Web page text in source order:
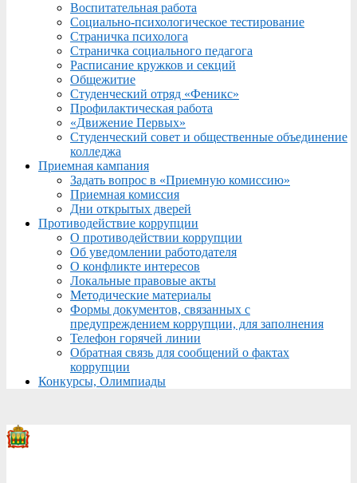
Воспитательная работа
Социально-психологическое тестирование
Страничка психолога
Страничка социального педагога
Расписание кружков и секций
Общежитие
Студенческий отряд «Феникс»
Профилактическая работа
«Движение Первых»
Студенческий совет и общественные объединение
колледжа
Приемная кампания
Задать вопрос в «Приемную комиссию»
Приемная комиссия
Дни открытых дверей
Противодействие коррупции
О противодействии коррупции
Об уведомлении работодателя
О конфликте интересов
Локальные правовые акты
Методические материалы
Формы документов, связанных с
предупреждением коррупции, для заполнения
Телефон горячей линии
Обратная связь для сообщений о фактах
коррупции
Конкурсы, Олимпиады